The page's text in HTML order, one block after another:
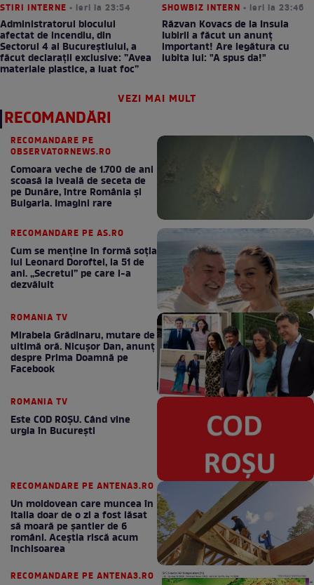
STIRI INTERNE • ieri la 23:54
Administratorul blocului
afectat de incendiu, din
Sectorul 4 al Bucureștiului, a
făcut declarații exclusive: ”Avea
materiale plastice, a luat foc”
SHOWBIZ INTERN • ieri la 23:46
Răzvan Kovacs de la Insula
Iubirii a făcut un anunț
important! Are legătura cu
iubita lui: "A spus da!"
VEZI MAI MULT
RECOMANDĂRI
RECOMANDARE PE
OBSERVATORNEWS.RO
Comoara veche de 1.700 de ani
scoasă la iveală de seceta de
pe Dunăre, între România şi
Bulgaria. Imagini rare
RECOMANDARE PE AS.RO
Cum se menţine în formă soţia
lui Leonard Doroftei, la 51 de
ani. „Secretul” pe care l-a
dezvăluit
ROMANIA TV
Mirabela Grădinaru, mutare de
ultimă oră. Nicuşor Dan, anunţ
despre Prima Doamnă pe
Facebook
ROMANIA TV
Este COD ROŞU. Când vine
urgia în Bucureşti
RECOMANDARE PE ANTENA3.RO
Un moldovean care muncea în
Italia doar de o zi a fost lăsat
să moară pe şantier de 6
români. Aceștia riscă acum
închisoarea
RECOMANDARE PE ANTENA3.RO